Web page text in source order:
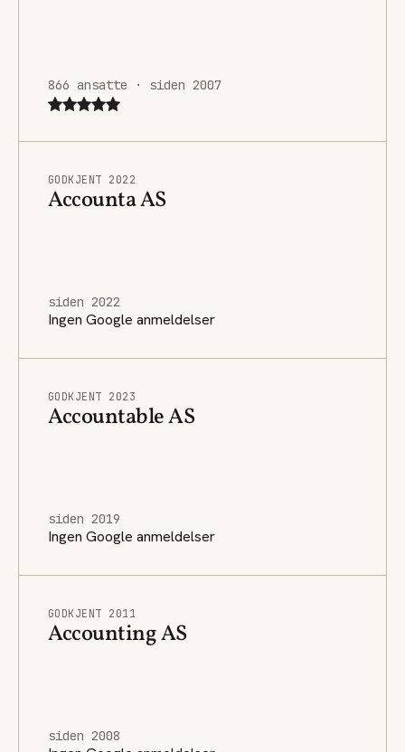
866 ansatte · siden 2007
GODKJENT 2022
Accounta AS
siden 2022
Ingen Google anmeldelser
GODKJENT 2023
Accountable AS
siden 2019
Ingen Google anmeldelser
GODKJENT 2011
Accounting AS
siden 2008